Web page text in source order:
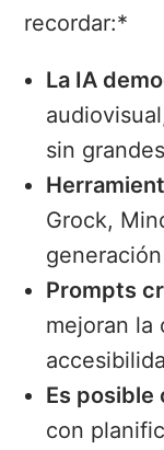
recordar:*
La IA
sin
Grock,
Prompts
mejoran la
Es posible
con